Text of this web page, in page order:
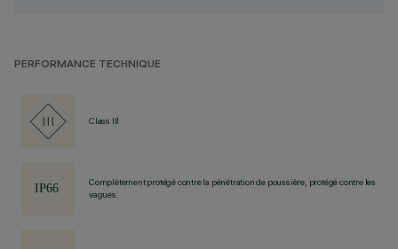
PERFORMANCE TECHNIQUE
Class III
Complètement protégé contre la pénétration de poussière, protégé contre les
vagues.